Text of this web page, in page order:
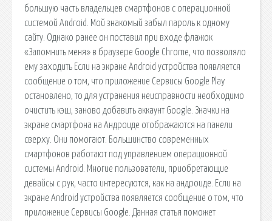
большую часть владельцев смартфонов с операционной
системой Android. Мой знакомый забыл пароль к одному
сайту. Однако ранее он поставил при входе флажок
«Запомнить меня» в браузере Google Chrome, что позволяло
ему заходить Если на экране Android устройства появляется
сообщение о том, что приложение Сервисы Google Play
остановлено, то для устранения неисправности необходимо
очистить кэш, заново добавить аккаунт Google. Значки на
экране смартфона на Андроиде отображаются на панели
сверху. Они помогают. Большинство современных
смартфонов работают под управлением операционной
системы Android. Многие пользователи, приобретающие
девайсы с рук, часто интересуются, как на андроиде. Если на
экране Android устройства появляется сообщение о том, что
приложение Сервисы Google. Данная статья поможет